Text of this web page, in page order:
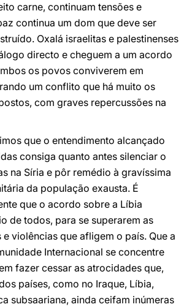
carne, continuam tensões e
continua um dom que deve ser
Oxalá israelitas e palestinenses
directo e cheguem a um acordo
os povos conviverem em
um conflito que há muito os
com graves repercussões na
que o entendimento alcançado
consiga quanto antes silenciar o
na Síria e pôr remédio à gravíssima
da população exausta. É
que o acordo sobre a Líbia
de todos, para se superarem as
violências que afligem o país. Que a
Internacional se concentre
fazer cessar as atrocidades que,
países, como no Iraque, Líbia,
subsaariana, ainda ceifam inúmeras